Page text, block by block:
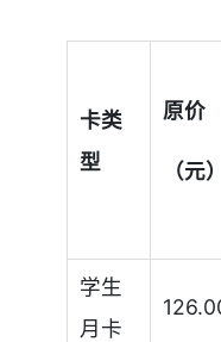
卡类
型
原价
（元）
学生
月卡